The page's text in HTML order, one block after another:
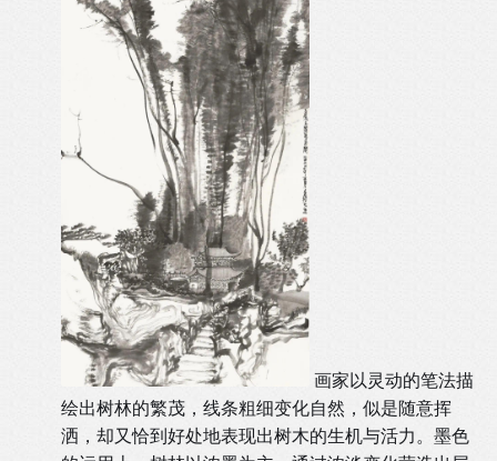
画家以灵动的笔法描
绘出树林的繁茂，线条粗细变化自然，似是随意挥
洒，却又恰到好处地表现出树木的生机与活力。墨色